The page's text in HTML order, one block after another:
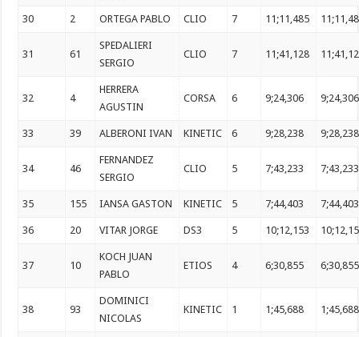
30 2 ORTEGA PABLO CLIO 7 11;11,485
31 61
SPEDALIERI
SERGIO
CLIO 7 11;41,128
32 4
HERRERA
AGUSTIN
CORSA 6 9;24,306 9;24,306
33 39 ALBERONI IVAN KINETIC 6 9;28,238 9;28,238
34 46
FERNANDEZ
SERGIO
CLIO 5 7;43,233 7;43,233
35 155 IANSA GASTON KINETIC 5 7;44,403 7;44,403
36 20 VITAR JORGE DS3 5 10;12,153
37 10
KOCH JUAN
PABLO
ETIOS 4 6;30,855 6;30,855
38 93
DOMINICI
NICOLAS
KINETIC 1 1;45,688 1;45,688